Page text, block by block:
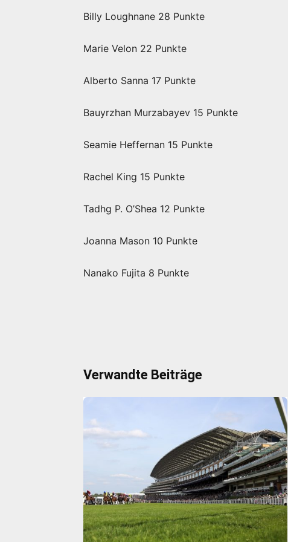
Billy Loughnane 28 Punkte
Marie Velon 22 Punkte
Alberto Sanna 17 Punkte
Bauyrzhan Murzabayev 15 Punkte
Seamie Heffernan 15 Punkte
Rachel King 15 Punkte
Tadhg P. O’Shea 12 Punkte
Joanna Mason 10 Punkte
Nanako Fujita 8 Punkte
Verwandte Beiträge